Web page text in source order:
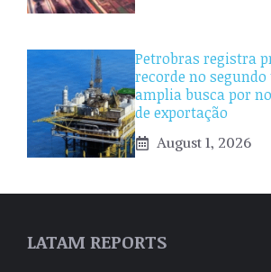
Petrobras registra
recorde no
amplia busca por
de exportação
August 1, 2026
LATAM REPORTS